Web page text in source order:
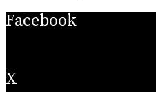
Facebook
X